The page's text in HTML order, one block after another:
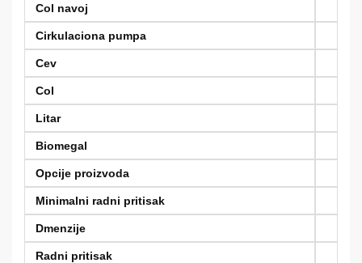
Col navoj
Cirkulaciona pumpa
Cev
Col
Litar
Biomegal
Opcije proizvoda
Minimalni radni pritisak
Dmenzije
Radni pritisak